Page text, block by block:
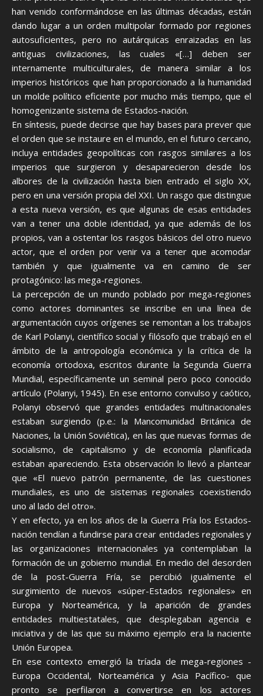
han venido conformándose en las últimas décadas, están
dando lugar a un orden multipolar formado por regiones
autosuficientes, pero no autárquicas enraizadas en las
antiguas civilizaciones, las cuales «[…] deben ser
internamente multiculturales, de manera similar a los
imperios históricos que han proporcionado a la humanidad
un molde político eficiente por mucho más tiempo, que el
homogenizante sistema de Estados-nación.
En síntesis, puede decirse que hay bases para prever que
el orden que se instaure en el mundo, en el futuro cercano,
incluya entidades geopolíticas con rasgos similares a los
imperios que surgieron y desaparecieron desde los
albores de la civilización hasta bien entrado el siglo XX,
pero en una versión propia del XXI. Un rasgo que distingue
a esta nueva versión, es que algunas de esas entidades
van a tener una doble identidad, ya que además de los
propios, van a ostentar los rasgos básicos del otro nuevo
actor, que el orden por venir va a tener que acomodar
también y que igualmente va en camino de ser
protagónico: las mega-regiones.
La percepción de un mundo poblado por mega-regiones
como actores dominantes se inscribe en una línea de
argumentación cuyos orígenes se remontan a los trabajos
de Karl Polanyi, científico social y filósofo que trabajó en el
ámbito de la antropología económica y la crítica de la
economía ortodoxa, escritos durante la Segunda Guerra
Mundial, específicamente un seminal pero poco conocido
artículo (Polanyi, 1945). En ese entorno convulso y caótico,
Polanyi observó que grandes entidades multinacionales
estaban surgiendo (p.e.: la Mancomunidad Británica de
Naciones, la Unión Soviética), en las que nuevas formas de
socialismo, de capitalismo y de economía planificada
estaban apareciendo. Esta observación lo llevó a plantear
que «El nuevo patrón permanente, de las cuestiones
mundiales, es uno de sistemas regionales coexistiendo
uno al lado del otro».
Y en efecto, ya en los años de la Guerra Fría los Estados-
nación tendían a fundirse para crear entidades regionales y
las organizaciones internacionales ya contemplaban la
formación de un gobierno mundial. En medio del desorden
de la post-Guerra Fría, se percibió igualmente el
surgimiento de nuevos «súper-Estados regionales» en
Europa y Norteamérica, y la aparición de grandes
entidades multiestatales, que desplegaban agencia e
iniciativa y de las que su máximo ejemplo era la naciente
Unión Europea.
En ese contexto emergió la tríada de mega-regiones -
Europa Occidental, Norteamérica y Asia Pacífico- que
pronto se perfilaron a convertirse en los actores